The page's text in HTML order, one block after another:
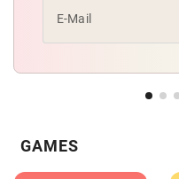
E-Mail
GAMES